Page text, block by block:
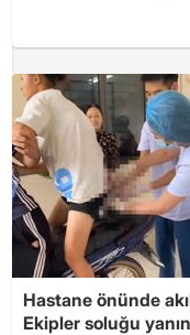
Hastane önünde
Ekipler soluğu